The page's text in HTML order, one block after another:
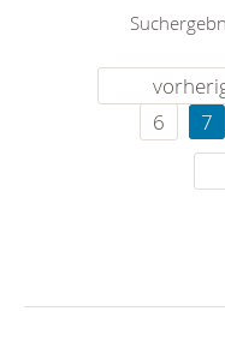
6
7